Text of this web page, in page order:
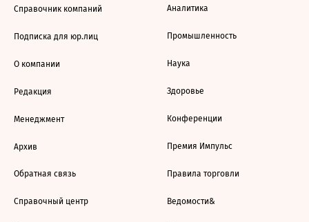
Справочник компаний
Подписка для юр.лиц
О компании
Редакция
Менеджмент
Архив
Обратная связь
Справочный центр
Аналитика
Промышленность
Наука
Здоровье
Конференции
Премия Импульс
Правила торговли
Ведомости&